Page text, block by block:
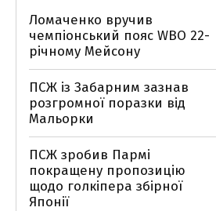
Ломаченко вручив
чемпіонський пояс WBO 22-
річному Мейсону
ПСЖ із Забарним зазнав
розгромної поразки від
Мальорки
ПСЖ зробив Пармі
покращену пропозицію
щодо голкіпера збірної
Японії